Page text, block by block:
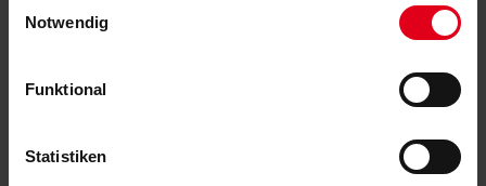
Notwendig
Funktional
Statistiken